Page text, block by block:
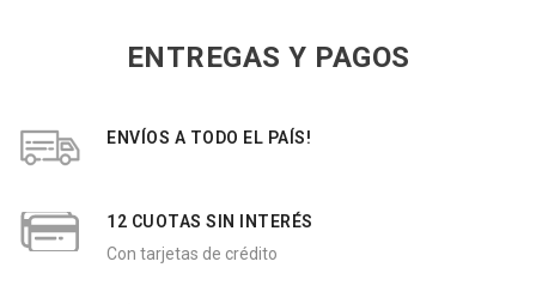
ENTREGAS Y PAGOS
ENVÍOS A TODO EL PAÍS!
12 CUOTAS SIN INTERÉS
Con tarjetas de crédito